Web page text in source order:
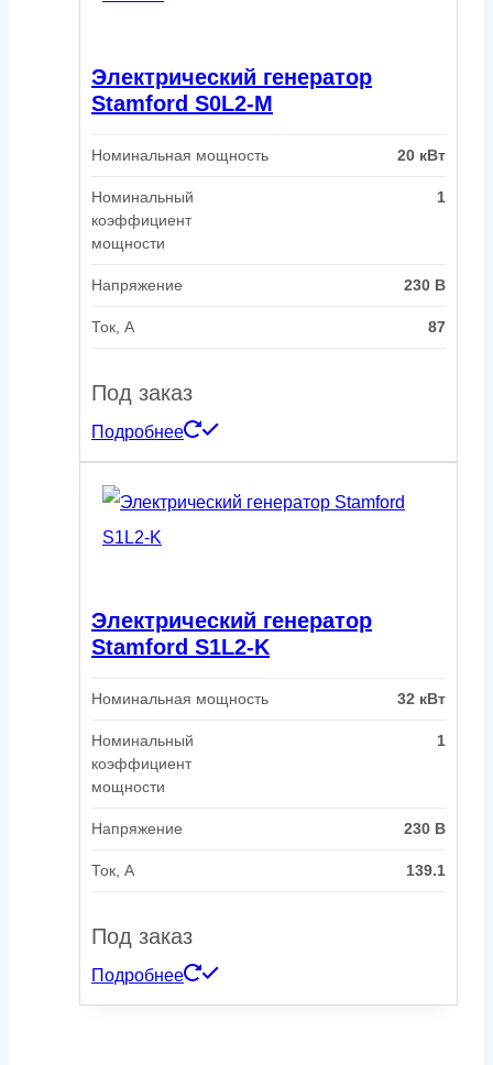
Электрический генератор
Stamford S0L2-M
Номинальная мощность 20 кВт
Номинальный
коэффициент
мощности
1
Напряжение 230 В
Ток, А 87
Под заказ
Подробнее
Электрический генератор
Stamford S1L2-K
Номинальная мощность 32 кВт
Номинальный
коэффициент
мощности
1
Напряжение 230 В
Ток, А 139.1
Под заказ
Подробнее